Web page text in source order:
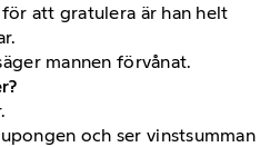
att gratulera är han helt
mannen förvånat.
och ser vinstsumman